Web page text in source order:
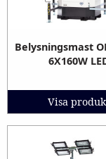
Belysningsmast
6X160W
Visa